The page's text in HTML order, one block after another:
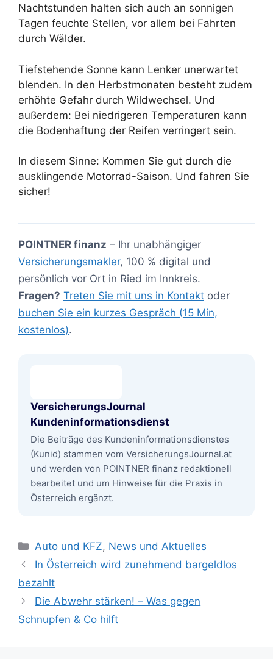
Nachtstunden halten sich auch an sonnigen
Tagen feuchte Stellen, vor allem bei Fahrten
durch Wälder.
Tiefstehende Sonne kann Lenker unerwartet
blenden. In den Herbstmonaten besteht zudem
erhöhte Gefahr durch Wildwechsel. Und
außerdem: Bei niedrigeren Temperaturen kann
die Bodenhaftung der Reifen verringert sein.
In diesem Sinne: Kommen Sie gut durch die
ausklingende Motorrad-Saison. Und fahren Sie
sicher!
POINTNER finanz – Ihr unabhängiger
Versicherungsmakler, 100 % digital und
persönlich vor Ort in Ried im Innkreis.
Fragen? Treten Sie mit uns in Kontakt oder
buchen Sie ein kurzes Gespräch (15 Min,
kostenlos).
VersicherungsJournal
Kundeninformationsdienst
Die Beiträge des Kundeninformationsdienstes
(Kunid) stammen vom VersicherungsJournal.at
und werden von POINTNER finanz redaktionell
bearbeitet und um Hinweise für die Praxis in
Österreich ergänzt.
Kategorien
Auto und KFZ, News und Aktuelles
In Österreich wird zunehmend bargeldlos
bezahlt
Die Abwehr stärken! – Was gegen
Schnupfen & Co hilft